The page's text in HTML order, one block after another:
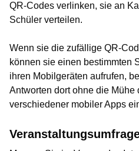
QR-Codes verlinken, sie an
Schüler verteilen.
Wenn sie die zufällige QR-
können sie einen bestimmten
ihren Mobilgeräten aufrufen,
Antworten dort ohne die Mühe
verschiedener mobiler Apps